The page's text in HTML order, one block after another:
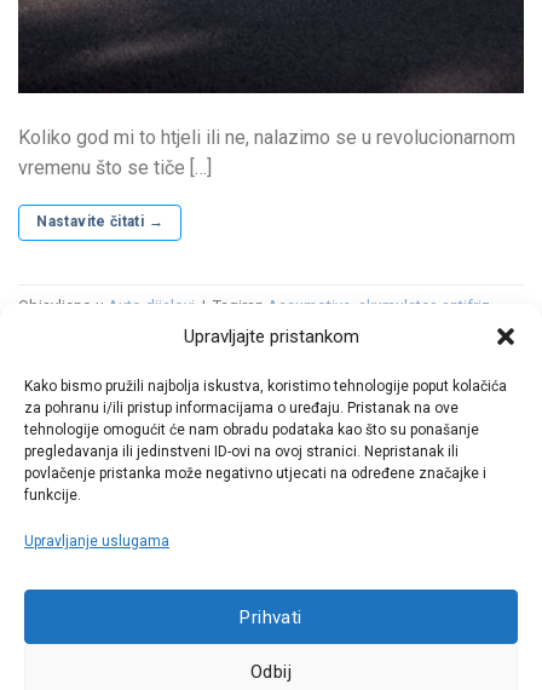
Upravljajte pristankom
Kako bismo pružili najbolja iskustva, koristimo tehnologije poput kolačića
za pohranu i/ili pristup informacijama o uređaju. Pristanak na ove
tehnologije omogućit će nam obradu podataka kao što su ponašanje
pregledavanja ili jedinstveni ID-ovi na ovoj stranici. Nepristanak ili
povlačenje pristanka može negativno utjecati na određene značajke i
funkcije.
Upravljanje uslugama
Prihvati
Odbij
Koliko god mi to htjeli ili ne, nalazimo se u revolucionarnom
vremenu što se tiče […]
Nastavite čitati →
Objavljeno u Auto dijelovi | Tagiran Accumotive akumulator, antifriz
električni,EQA,EQB ,EQC,EQE,EQS
mali servis
mercedes, Mercedes-AMG , Mercedes-EQ ,Mercedes-
Maybach,metlice brisača,Njemačka ,Peking,pločice,Poljeska,
servis,svjećice,tepisi ,ulje,zemska, zimska tekućina Ostavite komentar
Call centar
+38513030300